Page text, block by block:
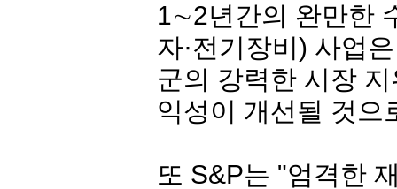
1∼2년간의 완만한
자·전기장비) 사업
군의 강력한 시장
익성이 개선될 것으
또 S&P는 "엄격한